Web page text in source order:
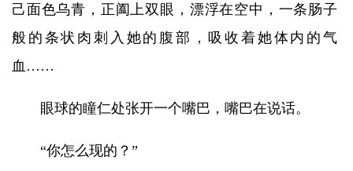
己面色乌青，正阖上双眼，漂浮在空中，一条肠子
般的条状肉刺入她的腹部，吸收着她体内的气
血……
眼球的瞳仁处张开一个嘴巴，嘴巴在说话。
“你怎么现的？”